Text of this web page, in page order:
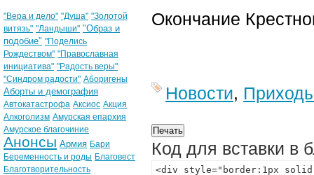
Окончание
Новости,
Код для вставки в
"Вера и дело" "Душа" "Золотой
витязь" "Ландыши" "Образ и
подобие" "Поделись
Рождеством" "Православная
инициатива" "Радость веры"
"Синдром радости" Аборигены
Аборты и демография
Автокатастрофа Аксиос Акция
Алкоголизм Амурская епархия
Амурское благочиние
Анонсы Армия Бари
Беременность и роды Благовест
Благотворительность